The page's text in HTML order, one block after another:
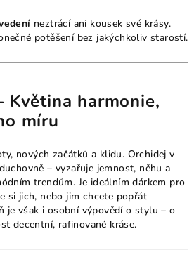
neztrácí ani kousek své krásy.
potěšení bez jakýchkoliv starostí.
Květina harmonie,
míru
nových začátků a klidu. Orchidej v
– vyzařuje jemnost, něhu a
trendům. Je ideálním dárkem pro
si jich, nebo jim chcete popřát
je však i osobní výpovědí o stylu – o
decentní, rafinované kráse.